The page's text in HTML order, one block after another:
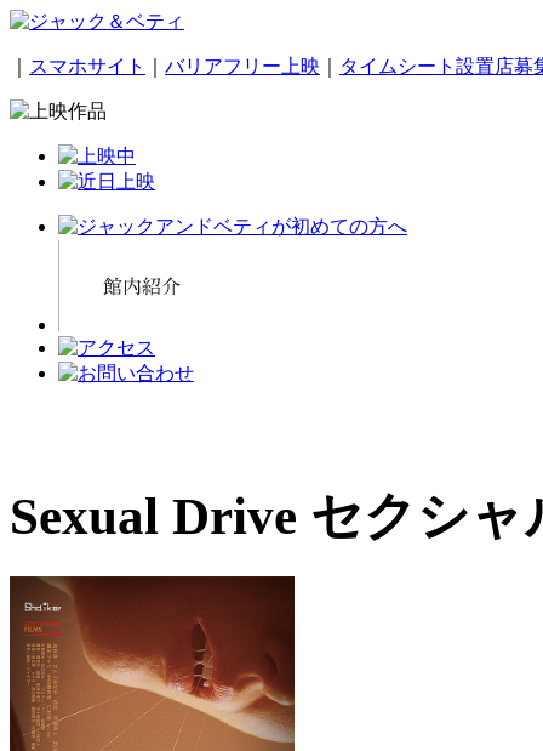
スマホサイト バリアフリー上映 タイムシート設置店募
Sexual Drive セクシ